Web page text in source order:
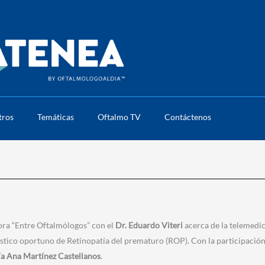
Temáticas Oftalmo TV Contáctenos
“Entre Oftalmólogos” con el Dr. Eduardo Viteri acerca de la
oportuno de Retinopatía del prematuro (ROP). Con la
Ana Martínez Castellanos.